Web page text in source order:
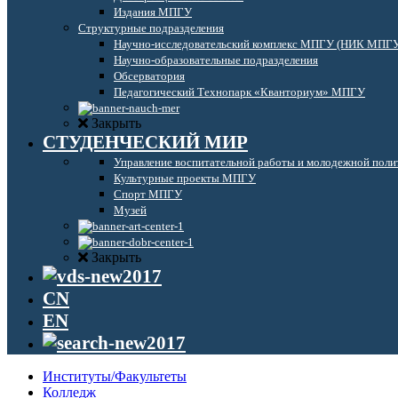
Издания МПГУ
Структурные подразделения
Научно-исследовательский комплекс МПГУ (НИК
Научно-образовательные подразделения
Обсерватория
Педагогический Технопарк «Кванториум» МПГУ
Закрыть
СТУДЕНЧЕСКИЙ МИР
Управление воспитательной работы и молодежной
Культурные проекты МПГУ
Спорт МПГУ
Музей
Закрыть
CN
EN
Институты/Факультеты
Колледж